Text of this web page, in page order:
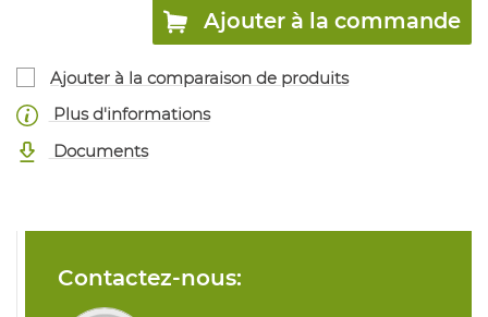
Ajouter à la commande
Ajouter à la comparaison de produits
Plus d'informations
Documents
Contactez-nous: